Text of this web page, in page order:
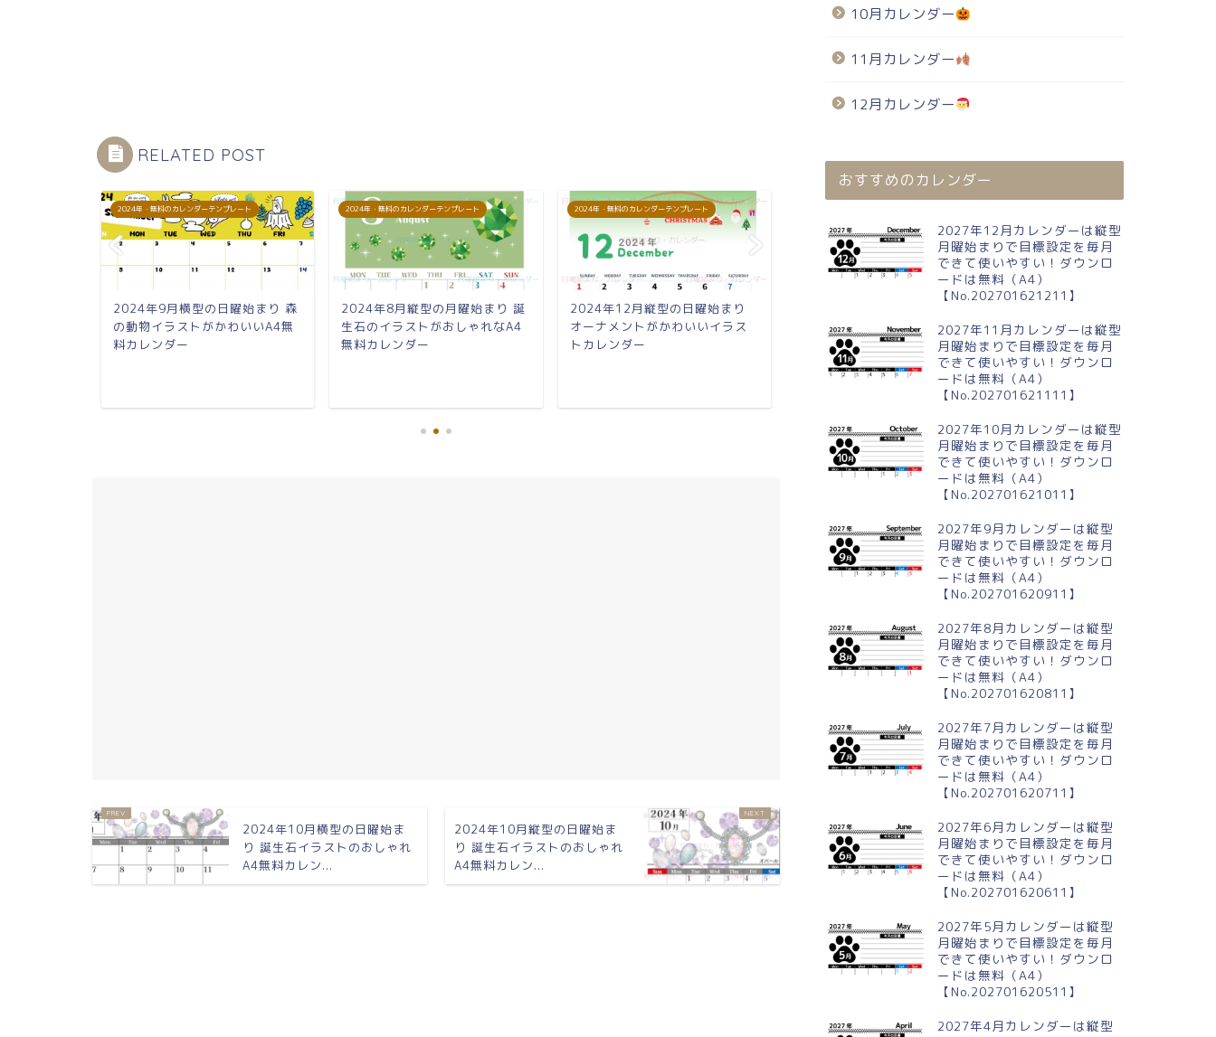
RELATED POST
2024年・無料のカレンダーテンプレート
2024年9月横型の日曜始まり 森
の動物イラストがかわいいA4無
料カレンダー
2024年・無料のカレンダーテンプレート
2024年8月縦型の月曜始まり 誕
生石のイラストがおしゃれなA4
無料カレンダー
2024年・無料のカレンダーテンプレート
2024年12月縦型の日曜始まり
オーナメントがかわいいイラス
トカレンダー
の動物イラストがかわいいA4無
料カレンダー
生石のイラストがおしゃれなA4
無料カレンダー
2024年10月横型の日曜始ま
り 誕生石イラストのおしゃれ
A4無料カレン...
2024年10月縦型の日曜始ま
り 誕生石イラストのおしゃれ
A4無料カレン...
10月カレンダー
11月カレンダー
12月カレンダー
おすすめのカレンダー
2027年12月カレンダーは縦型
月曜始まりで目標設定を毎月
できて使いやすい！ダウンロ
ードは無料（A4）
【No.202701621211】
2027年11月カレンダーは縦型
月曜始まりで目標設定を毎月
できて使いやすい！ダウンロ
ードは無料（A4）
【No.202701621111】
2027年10月カレンダーは縦型
月曜始まりで目標設定を毎月
できて使いやすい！ダウンロ
ードは無料（A4）
【No.202701621011】
2027年9月カレンダーは縦型
月曜始まりで目標設定を毎月
できて使いやすい！ダウンロ
ードは無料（A4）
【No.202701620911】
2027年8月カレンダーは縦型
月曜始まりで目標設定を毎月
できて使いやすい！ダウンロ
ードは無料（A4）
【No.202701620811】
2027年7月カレンダーは縦型
月曜始まりで目標設定を毎月
できて使いやすい！ダウンロ
ードは無料（A4）
【No.202701620711】
2027年6月カレンダーは縦型
月曜始まりで目標設定を毎月
できて使いやすい！ダウンロ
ードは無料（A4）
【No.202701620611】
2027年5月カレンダーは縦型
月曜始まりで目標設定を毎月
できて使いやすい！ダウンロ
ードは無料（A4）
【No.202701620511】
2027年4月カレンダーは縦型